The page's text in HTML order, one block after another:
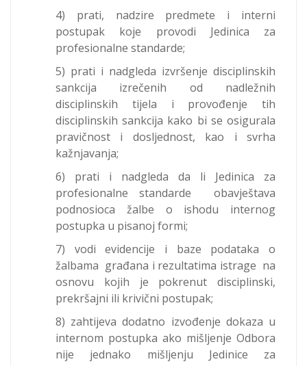
4) prati, nadzire predmete i interni
postupak koje provodi Jedinica za
profesionalne standarde;
5) prati i nadgleda izvršenje disciplinskih
sankcija izrečenih od nadležnih
disciplinskih tijela i provođenje tih
disciplinskih sankcija kako bi se osigurala
pravičnost i dosljednost, kao i svrha
kažnjavanja;
6) prati i nadgleda da li Jedinica za
profesionalne standarde obavještava
podnosioca žalbe o ishodu internog
postupka u pisanoj formi;
7) vodi evidencije i baze podataka o
žalbama građana i rezultatima istrage na
osnovu kojih je pokrenut disciplinski,
prekršajni ili krivični postupak;
8) zahtijeva dodatno izvođenje dokaza u
internom postupka ako mišljenje Odbora
nije jednako mišljenju Jedinice za